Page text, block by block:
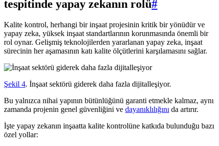
tespitinde yapay zekanın rolü#
Kalite kontrol, herhangi bir inşaat projesinin kritik bir yönüdür ve
yapay zeka, yüksek inşaat standartlarının korunmasında önemli bir
rol oynar. Gelişmiş teknolojilerden yararlanan yapay zeka, inşaat
sürecinin her aşamasının katı kalite ölçütlerini karşılamasını sağlar.
Şekil 4. İnşaat sektörü giderek daha fazla dijitalleşiyor.
Bu yalnızca nihai yapının bütünlüğünü garanti etmekle kalmaz, aynı
zamanda projenin genel güvenliğini ve dayanıklılığını da artırır.
İşte yapay zekanın inşaatta kalite kontrolüne katkıda bulunduğu bazı
özel yollar: